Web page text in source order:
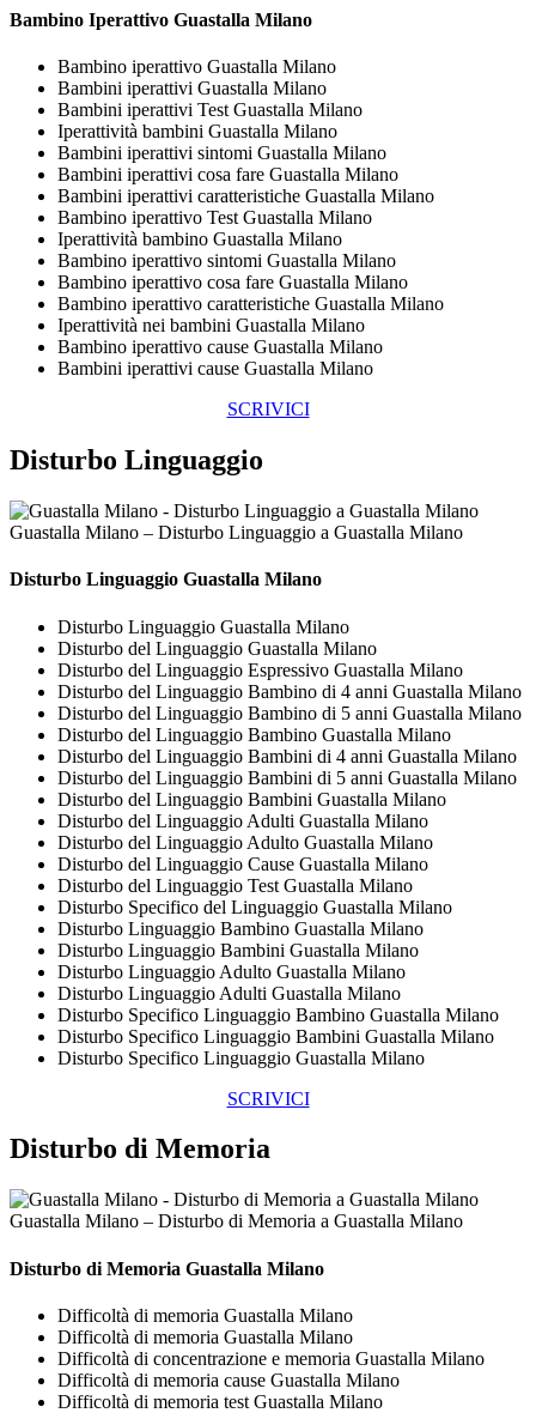
Bambino Iperattivo Guastalla Milano
Bambino iperattivo Guastalla Milano
Bambini iperattivi Guastalla Milano
Bambini iperattivi Test Guastalla Milano
Iperattività bambini Guastalla Milano
Bambini iperattivi sintomi Guastalla Milano
Bambini iperattivi cosa fare Guastalla Milano
Bambini iperattivi caratteristiche Guastalla Milano
Bambino iperattivo Test Guastalla Milano
Iperattività bambino Guastalla Milano
Bambino iperattivo sintomi Guastalla Milano
Bambino iperattivo cosa fare Guastalla Milano
Bambino iperattivo caratteristiche Guastalla Milano
Iperattività nei bambini Guastalla Milano
Bambino iperattivo cause Guastalla Milano
Bambini iperattivi cause Guastalla Milano
SCRIVICI
Disturbo Linguaggio
Guastalla Milano – Disturbo Linguaggio a Guastalla Milano
Disturbo Linguaggio Guastalla Milano
Disturbo Linguaggio Guastalla Milano
Disturbo del Linguaggio Guastalla Milano
Disturbo del Linguaggio Espressivo Guastalla Milano
Disturbo del Linguaggio Bambino di 4 anni Guastalla Milano
Disturbo del Linguaggio Bambino di 5 anni Guastalla Milano
Disturbo del Linguaggio Bambino Guastalla Milano
Disturbo del Linguaggio Bambini di 4 anni Guastalla Milano
Disturbo del Linguaggio Bambini di 5 anni Guastalla Milano
Disturbo del Linguaggio Bambini Guastalla Milano
Disturbo del Linguaggio Adulti Guastalla Milano
Disturbo del Linguaggio Adulto Guastalla Milano
Disturbo del Linguaggio Cause Guastalla Milano
Disturbo del Linguaggio Test Guastalla Milano
Disturbo Specifico del Linguaggio Guastalla Milano
Disturbo Linguaggio Bambino Guastalla Milano
Disturbo Linguaggio Bambini Guastalla Milano
Disturbo Linguaggio Adulto Guastalla Milano
Disturbo Linguaggio Adulti Guastalla Milano
Disturbo Specifico Linguaggio Bambino Guastalla Milano
Disturbo Specifico Linguaggio Bambini Guastalla Milano
Disturbo Specifico Linguaggio Guastalla Milano
SCRIVICI
Disturbo di Memoria
Guastalla Milano – Disturbo di Memoria a Guastalla Milano
Disturbo di Memoria Guastalla Milano
Difficoltà di memoria Guastalla Milano
Difficoltà di memoria Guastalla Milano
Difficoltà di concentrazione e memoria Guastalla Milano
Difficoltà di memoria cause Guastalla Milano
Difficoltà di memoria test Guastalla Milano